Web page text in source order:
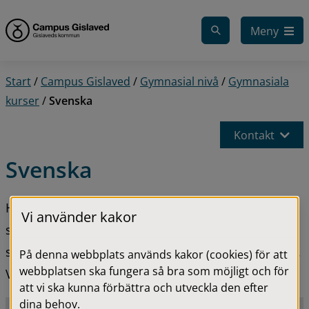
Meny
Start/ Campus Gislaved / Gymnasial nivå / Gymnasiala
kurser/Svenska
Kontakt
Svenska
Hos oss kan du läsa gymnasiala kurser i svenska
som kan behövas för att komplettera tidigare
studier eller uppnå behörighet till fortsatta studier.
Vi erbjuder svenska nivå 1, 2 och 3.
Vi använder kakor
På denna webbplats används kakor (cookies) för att
webbplatsen ska fungera så bra som möjligt och för
att vi ska kunna förbättra och utveckla den efter
dina behov.